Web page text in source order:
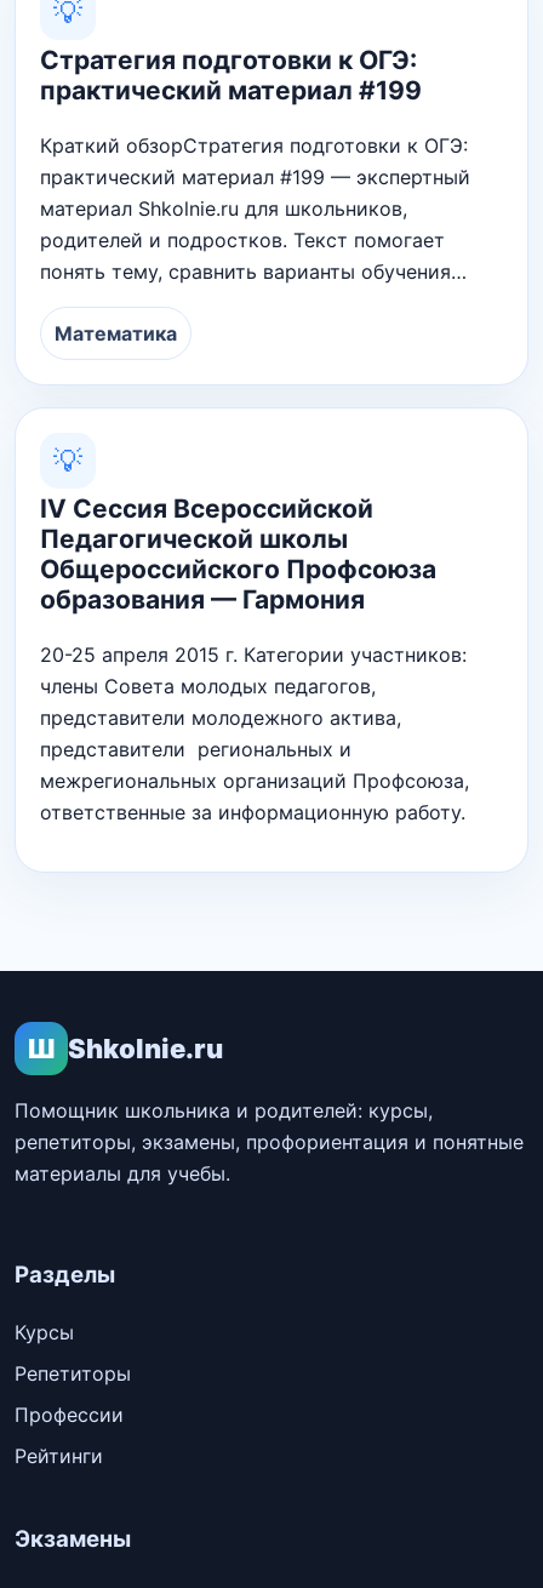
💡
Стратегия подготовки к ОГЭ:
практический материал #199
Краткий обзорСтратегия подготовки к ОГЭ:
практический материал #199 — экспертный
материал Shkolnie.ru для школьников,
родителей и подростков. Текст помогает
понять тему, сравнить варианты обучения…
Математика
💡
IV Сессия Всероссийской
Педагогической школы
Общероссийского Профсоюза
образования — Гармония
20-25 апреля 2015 г. Категории участников:
члены Совета молодых педагогов,
представители молодежного актива,
представители региональных и
межрегиональных организаций Профсоюза,
ответственные за информационную работу.
Ш Shkolnie.ru
Помощник школьника и родителей: курсы,
репетиторы, экзамены, профориентация и понятные
материалы для учебы.
Разделы
Курсы
Репетиторы
Профессии
Рейтинги
Экзамены